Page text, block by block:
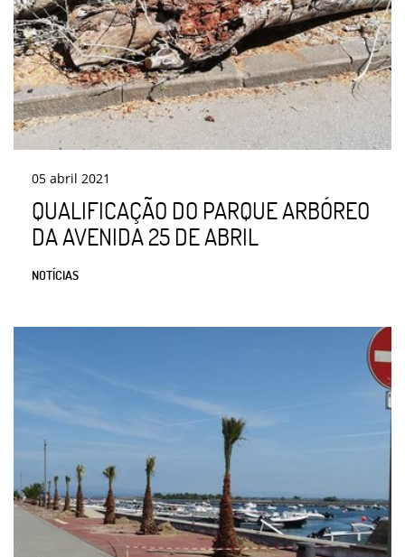
05 abril 2021
QUALIFICAÇÃO DO PARQUE ARBÓREO
DA AVENIDA 25 DE ABRIL
NOTÍCIAS